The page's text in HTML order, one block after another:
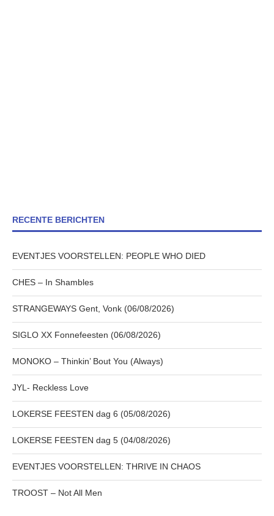
RECENTE BERICHTEN
EVENTJES VOORSTELLEN: PEOPLE WHO DIED
CHES – In Shambles
STRANGEWAYS Gent, Vonk (06/08/2026)
SIGLO XX Fonnefeesten (06/08/2026)
MONOKO – Thinkin’ Bout You (Always)
JYL- Reckless Love
LOKERSE FEESTEN dag 6 (05/08/2026)
LOKERSE FEESTEN dag 5 (04/08/2026)
EVENTJES VOORSTELLEN: THRIVE IN CHAOS
TROOST – Not All Men